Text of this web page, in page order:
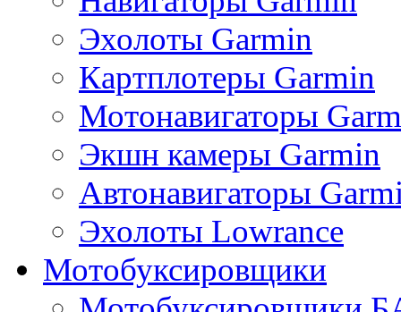
Эхолоты Garmin
Картплотеры Garmin
Мотонавигаторы
Экшн камеры Garmin
Автонавигаторы
Эхолоты Lowrance
Мотобуксировщики